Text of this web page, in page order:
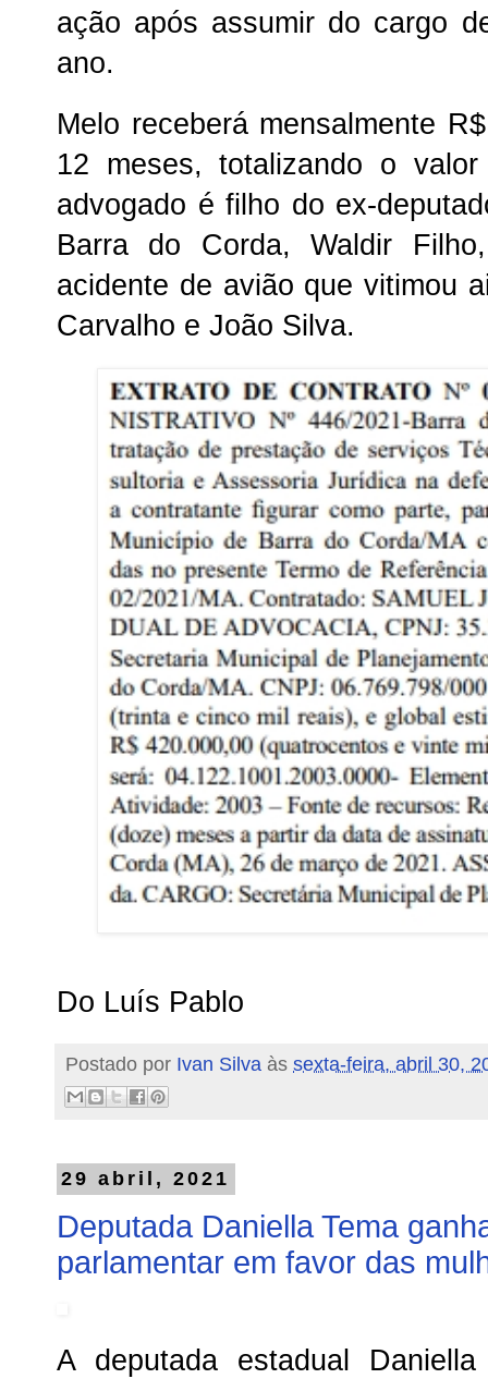
ação após assumir do cargo
ano.
Melo receberá mensalmente
12 meses, totalizando o
advogado é filho do ex-
Barra do Corda, Waldir
acidente de avião que vitimou
Carvalho e João Silva.
Do Luís Pablo
Postado por Ivan Silva às sexta-feira, abril 30,
29 abril, 2021
Deputada Daniella Tema
parlamentar em favor das
A deputada estadual